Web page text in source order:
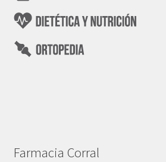
Farmacia Corral